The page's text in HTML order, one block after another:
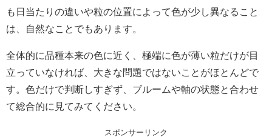
も日当たりの違いや粒の位置によって色が少し異なること
は、自然なことでもあります。
全体的に品種本来の色に近く、極端に色が薄い粒だけが目
立っていなければ、大きな問題ではないことがほとんどで
す。色だけで判断しすぎず、ブルームや軸の状態と合わせ
て総合的に見てみてください。
スポンサーリンク